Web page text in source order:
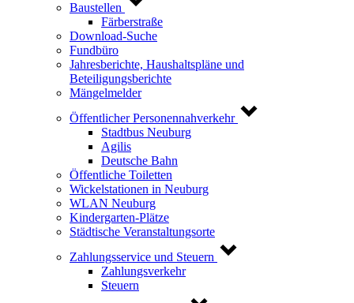
Baustellen
Färberstraße
Download-Suche
Fundbüro
Jahresberichte, Haushaltspläne und
Beteiligungsberichte
Mängelmelder
Öffentlicher Personennahverkehr
Stadtbus Neuburg
Agilis
Deutsche Bahn
Öffentliche Toiletten
Wickelstationen in Neuburg
WLAN Neuburg
Kindergarten-Plätze
Städtische Veranstaltungsorte
Zahlungsservice und Steuern
Zahlungsverkehr
Steuern